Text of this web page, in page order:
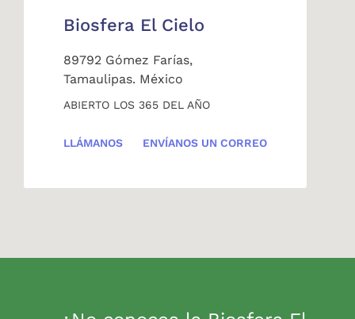
Biosfera El Cielo
89792 Gómez Farías,
Tamaulipas. México
ABIERTO LOS 365 DEL AÑO
LLÁMANOS ENVÍANOS UN CORREO